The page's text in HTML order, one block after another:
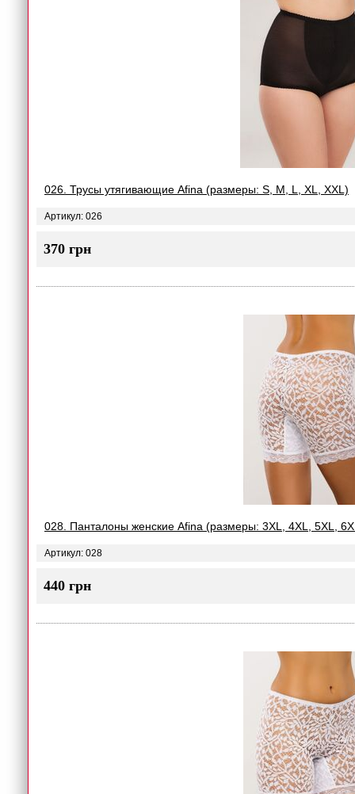
026. Трусы утягивающие Afina (размеры: S, M, L, XL, XXL)
Артикул: 026
370 грн
028. Панталоны женские Afina (размеры: 3XL, 4XL, 5XL,
Артикул: 028
440 грн